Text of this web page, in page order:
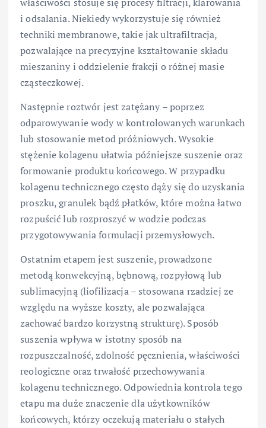
i odsalania. Niekiedy wykorzystuje się również
techniki membranowe, takie jak ultrafiltracja,
pozwalające na precyzyjne kształtowanie składu
mieszaniny i oddzielenie frakcji o różnej masie
cząsteczkowej.
Następnie roztwór jest zatężany – poprzez
odparowywanie wody w kontrolowanych warunkach
lub stosowanie metod próżniowych. Wysokie
stężenie kolagenu ułatwia późniejsze suszenie oraz
formowanie produktu końcowego. W przypadku
kolagenu technicznego często dąży się do uzyskania
proszku, granulek bądź płatków, które można łatwo
rozpuścić lub rozproszyć w wodzie podczas
przygotowywania formulacji przemysłowych.
Ostatnim etapem jest suszenie, prowadzone
metodą konwekcyjną, bębnową, rozpyłową lub
sublimacyjną (liofilizacja – stosowana rzadziej ze
względu na wyższe koszty, ale pozwalająca
zachować bardzo korzystną strukturę). Sposób
suszenia wpływa w istotny sposób na
rozpuszczalność, zdolność pęcznienia, właściwości
reologiczne oraz trwałość przechowywania
kolagenu technicznego. Odpowiednia kontrola tego
etapu ma duże znaczenie dla użytkowników
końcowych, którzy oczekują materiału o stałych